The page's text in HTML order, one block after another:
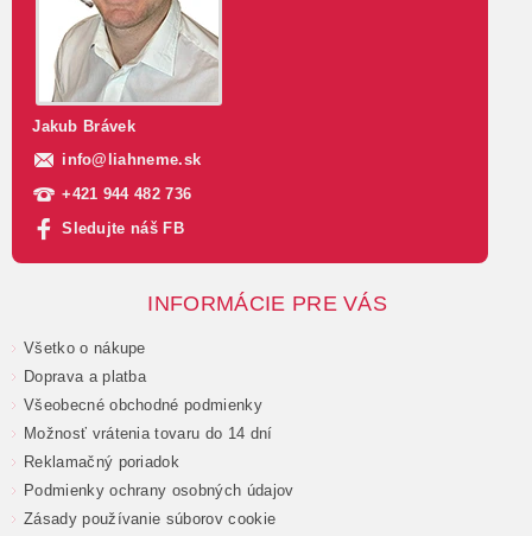
Jakub Brávek
info@ liahneme.sk
+421 944 482 736
Sledujte náš FB
INFORMÁCIE PRE VÁS
Všetko o nákupe
Doprava a platba
Všeobecné obchodné podmienky
Možnosť vrátenia tovaru do 14 dní
Reklamačný poriadok
Podmienky ochrany osobných údajov
Zásady používanie súborov cookie